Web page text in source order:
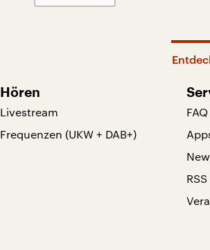
Hören
Livestream
Frequenzen (UKW + DAB+)
FAQ
RSS